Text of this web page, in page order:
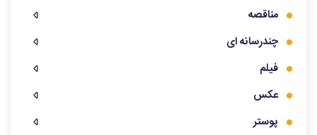
مناقصه
چندرسانه ای
فیلم
عکس
پوستر